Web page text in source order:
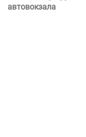
автовокзала